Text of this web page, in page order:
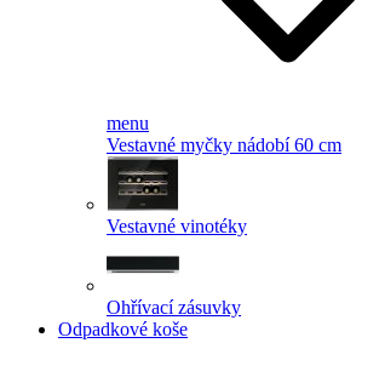
menu
Vestavné myčky nádobí 60 cm
Vestavné vinotéky
Ohřívací zásuvky
Odpadkové koše